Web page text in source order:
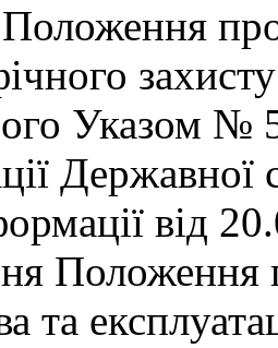
Указом №
Державної
від
Положення
та